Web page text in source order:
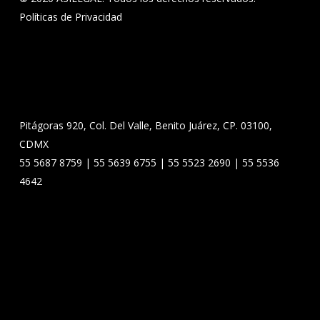
Políticas de Privacidad
Pitágoras 920, Col. Del Valle, Benito Juárez, CP. 03100,
CDMX
55 5687 8759 | 55 5639 6755 | 55 5523 2690 | 55 5536
4642